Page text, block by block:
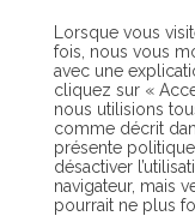
Lorsque vous
fois, nous vous
avec une
cliquez sur «
nous utilisions
comme décrit
présente
désactiver
navigateur, mais
pourrait ne plus